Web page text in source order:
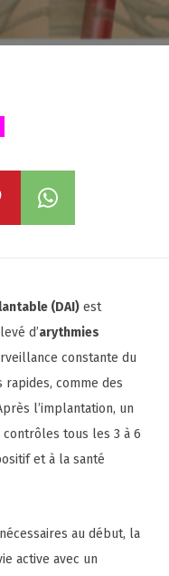
(DAI) est
d’arythmies
constante du
comme des
l’implantation, un
tous les 3 à 6
et à la santé
au début, la
active avec un